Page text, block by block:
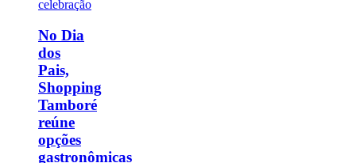
No Dia
dos
Pais,
Shopping
Tamboré
reúne
opções
gastronômicas